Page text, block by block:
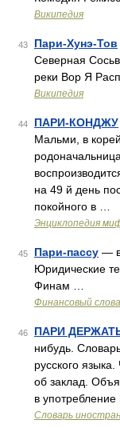
Википедия
43 Пари-Хунэ-Тов
Северная
реки Вор Я
Википедия
44 ПАРИ-КОНДЖУ
Мальми, в
на 49 й день
покойного в …
Энциклопедия
45 Пари-пассу —
Юридические
Финам …
Финансовый
46 ПАРИ
нибудь.
русского
об заклад.
в
Словарь